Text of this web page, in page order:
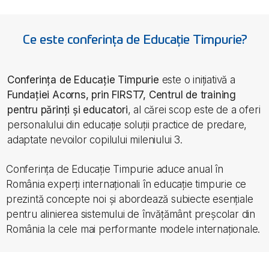
Ce este conferința de Educație Timpurie?
Conferința de Educație Timpurie este o inițiativă a
Fundației Acorns, prin FIRST7, Centrul de training
pentru părinți și educatori, al cărei scop este de a oferi
personalului din educație soluții practice de predare,
adaptate nevoilor copilului mileniului 3.
Conferința de Educație Timpurie aduce anual în
România experți internaționali în educație timpurie ce
prezintă concepte noi și abordează subiecte esențiale
pentru alinierea sistemului de învățământ preșcolar din
România la cele mai performante modele internaționale.